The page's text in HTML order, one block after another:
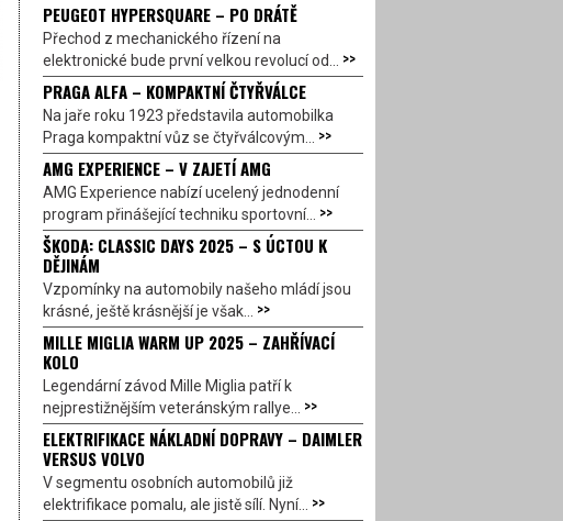
PEUGEOT HYPERSQUARE – PO DRÁTĚ
Přechod z mechanického řízení na
elektronické bude první velkou revolucí od... >>
PRAGA ALFA – KOMPAKTNÍ ČTYŘVÁLCE
Na jaře roku 1923 představila automobilka
Praga kompaktní vůz se čtyřválcovým... >>
AMG EXPERIENCE – V ZAJETÍ AMG
AMG Experience nabízí ucelený jednodenní
program přinášející techniku sportovní... >>
ŠKODA: CLASSIC DAYS 2025 – S ÚCTOU K
DĚJINÁM
Vzpomínky na automobily našeho mládí jsou
krásné, ještě krásnější je však... >>
MILLE MIGLIA WARM UP 2025 – ZAHŘÍVACÍ
KOLO
Legendární závod Mille Miglia patří k
nejprestižnějším veteránským rallye... >>
ELEKTRIFIKACE NÁKLADNÍ DOPRAVY – DAIMLER
VERSUS VOLVO
V segmentu osobních automobilů již
elektrifikace pomalu, ale jistě sílí. Nyní... >>